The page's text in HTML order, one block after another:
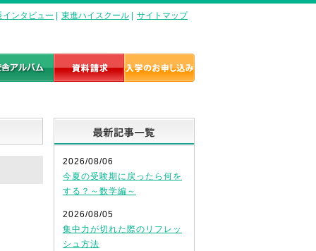
インタビュー 東進ハイスクール サイトマップ
2026/08/06
今夏の受験期に戻ったら何を
する？～数学編～
2026/08/05
集中力が切れた際のリフレッ
シュ方法